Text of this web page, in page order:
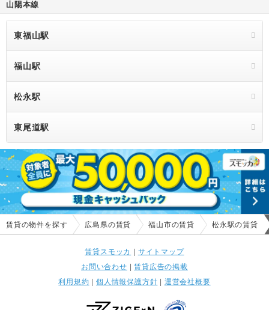
山陽本線
東福山駅
福山駅
松永駅
東尾道駅
賃貸の物件を探す 広島県の賃貸 福山市の賃貸 松永駅の賃貸
賃貸スモッカ | サイトマップ
お問い合わせ |賃貸広告の掲載
利用規約 | 個人情報保護方針 | 運営会社概要